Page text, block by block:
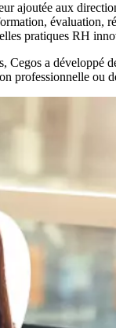
ajoutée aux
pratiques RH
Cegos a
professionnelle